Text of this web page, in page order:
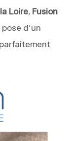
Loire, Fusion
d’un